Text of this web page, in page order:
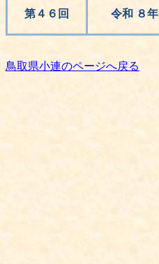
第４６回 令和 ８年
鳥取県小連のページへ戻る